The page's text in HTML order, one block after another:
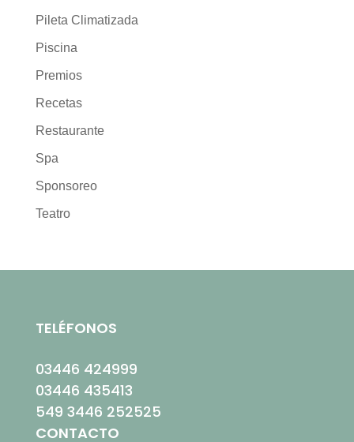
Pileta Climatizada
Piscina
Premios
Recetas
Restaurante
Spa
Sponsoreo
Teatro
TELÉFONOS
03446 424999
03446 435413
549 3446 252525
CONTACTO